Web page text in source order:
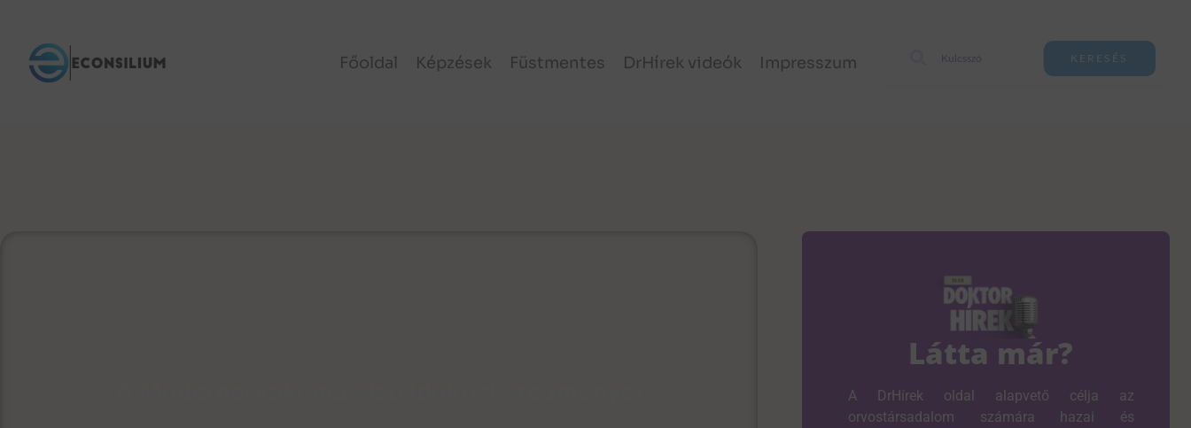
Főoldal Képzések Füstmentes DrHírek videók Impresszum KERESÉS
Látta már?
A DrHírek oldal alapvető célja az
orvostársadalom számára hazai és